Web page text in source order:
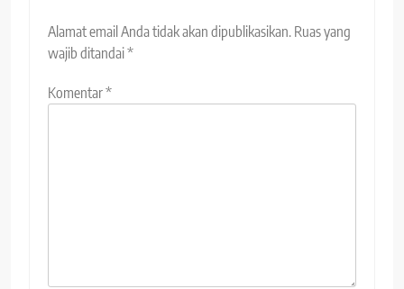
Alamat email Anda tidak akan dipublikasikan. Ruas yang
wajib ditandai*
Komentar*